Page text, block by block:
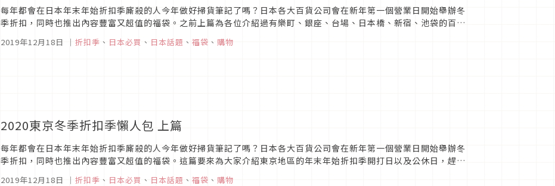
每年都會在日本年末年始折扣季廝殺的人今年做好掃貨筆記了嗎？日本各大百貨公司會在新年第一個營業日開始舉辦冬
季折扣，同時也推出內容豐富又超值的福袋。之前上篇為各位介紹過有樂町、銀座、台場、日本橋、新宿、池袋的百貨
公司折扣季情報，繼續來為大家介紹東京澀谷、原宿、六本木、上野地區的年末年始折扣季開打日以及公...
2019年12月18日 ｜ 折扣季 、 日本必買 、 日本話題 、 福袋 、 購物
2020東京冬季折扣季懶人包 上篇
每年都會在日本年末年始折扣季廝殺的人今年做好掃貨筆記了嗎？日本各大百貨公司會在新年第一個營業日開始舉辦冬
季折扣，同時也推出內容豐富又超值的福袋。這篇要來為大家介紹東京地區的年末年始折扣季開打日以及公休日，趕快
來看看介紹吧！1 有樂町・銀座・台場銀座三越百貨圖片來源1930年開業至今的銀座三越百貨是銀...
2019年12月18日 ｜ 折扣季 、 日本必買 、 日本話題 、 福袋 、 購物